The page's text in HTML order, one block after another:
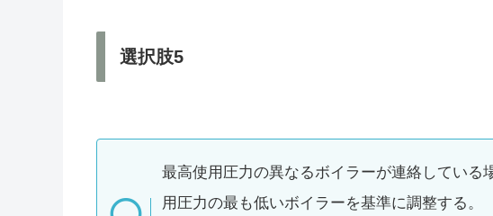
選択肢5
最高使用圧力の異なるボイラーが連絡している
用圧力の最も低いボイラーを基準に調整する。